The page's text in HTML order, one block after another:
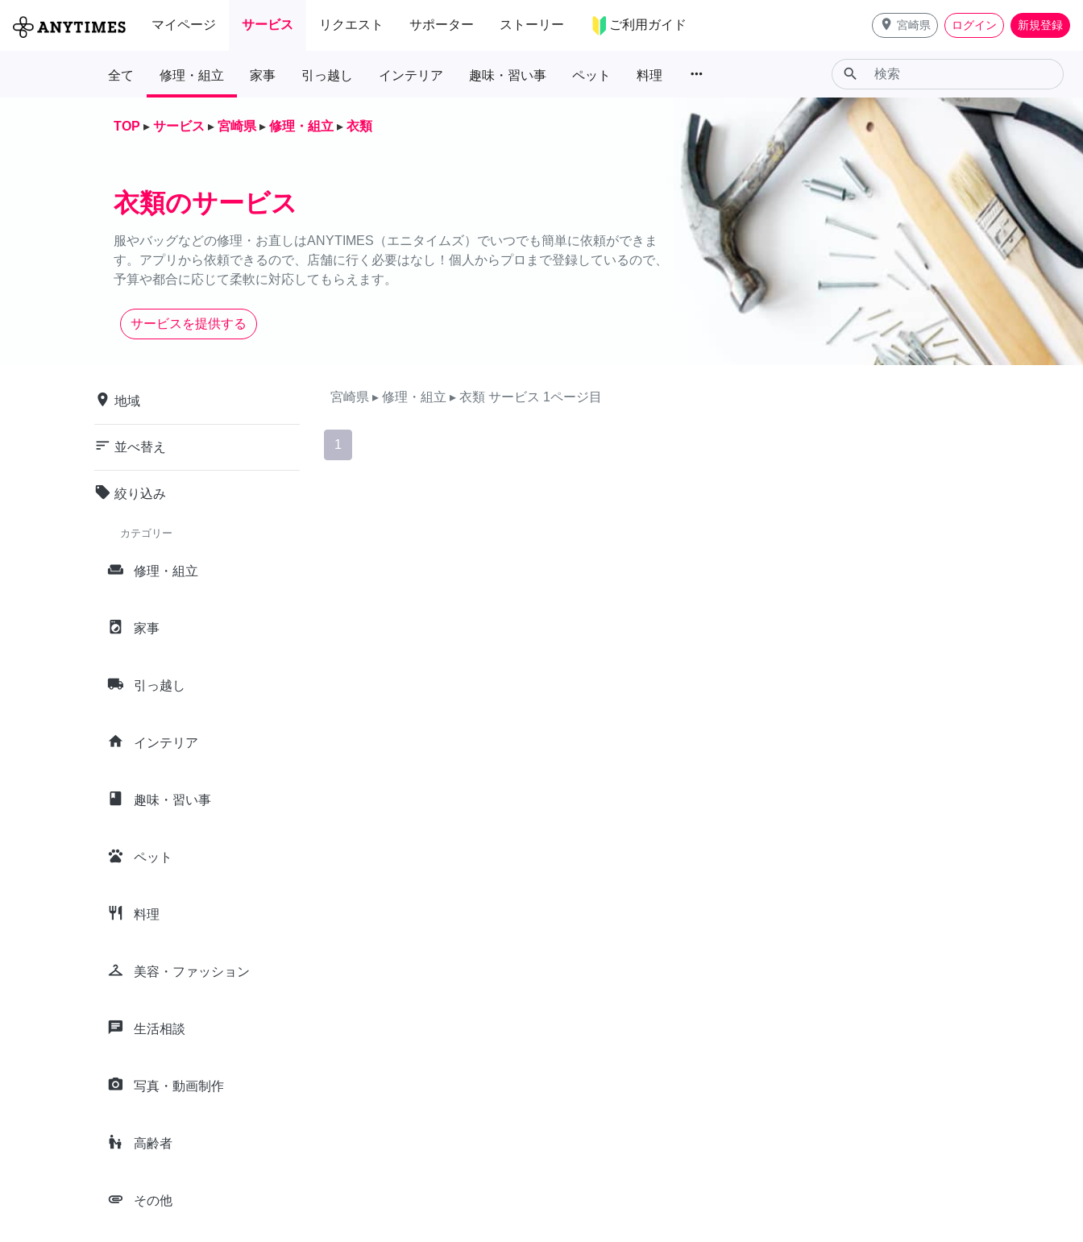
マイページ サービス リクエスト サポーター ストーリー ご利用ガイド place 宮崎県 ログイン 新規登録
全て 修理・組立 家事 引っ越し インテリア 趣味・習い事 ペット 料理 more_horiz search
TOP ▸ サービス ▸ 宮崎県 ▸ 修理・組立 ▸ 衣類
衣類のサービス
服やバッグなどの修理・お直しはANYTIMES（エニタイムズ）でいつでも簡単に依頼ができま
す。アプリから依頼できるので、店舗に行く必要はなし！個人からプロまで登録しているので、
予算や都合に応じて柔軟に対応してもらえます。
サービスを提供する
place 地域
sort 並べ替え
local_offer 絞り込み
カテゴリー
weekend 修理・組立
local_laundry_service 家事
local_shipping 引っ越し
home インテリア
class 趣味・習い事
pets ペット
restaurant 料理
checkroom 美容・ファッション
chat 生活相談
camera_alt 写真・動画制作
escalator_warning 高齢者
attachment その他
宮崎県 ▸ 修理・組立 ▸ 衣類 サービス 1ページ目
1